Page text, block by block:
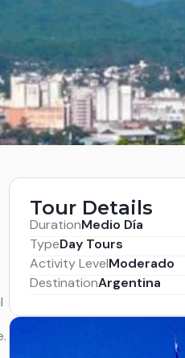
Tour Details
DurationMedio Día
TypeDay Tours
Activity LevelModerado
DestinationArgentina